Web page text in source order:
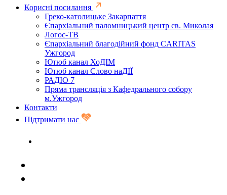
Корисні посилання
Греко-католицьке Закарпаття
Єпархіальний паломницький центр св. Миколая
Логос-ТВ
Єпархіальний благодійний фонд CARITAS
Ужгород
Ютюб канал ХоДІМ
Ютюб канал Слово наДІЇ
РАДІО 7
Пряма трансляція з Кафедрального собору
м.Ужгород
Контакти
Підтримати нас